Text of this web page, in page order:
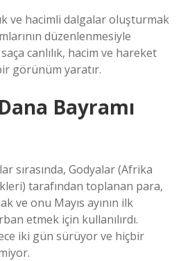
ve hacimli dalgalar oluşturmak
düzenlenmesiyle
canlılık, hacim ve hareket
görünüm yaratır.
Bayramı
sırasında, Godyalar (Afrika
tarafından toplanan para,
ve onu Mayıs ayının ilk
etmek için kullanılırdı.
iki gün sürüyor ve hiçbir